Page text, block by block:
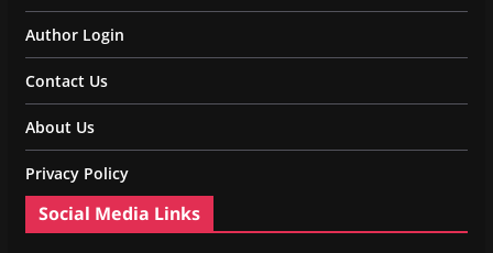
Author Login
Contact Us
About Us
Privacy Policy
Social Media Links